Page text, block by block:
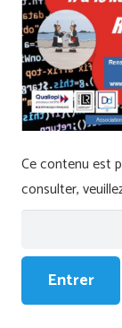
Ce contenu est
consulter,